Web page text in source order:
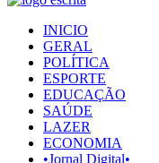
INICIO
GERAL
POLÍTICA
ESPORTE
EDUCAÇÃO
SAÚDE
LAZER
ECONOMIA
•Jornal Digital•